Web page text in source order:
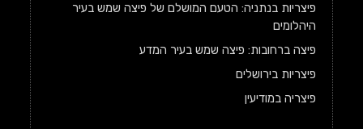
פיצריות בנתניה: הטעם המושלם של פיצה שמש בעיר
היהלומים
פיצה ברחובות: פיצה שמש בעיר המדע
פיצריות בירושלים
פיצריה במודיעין